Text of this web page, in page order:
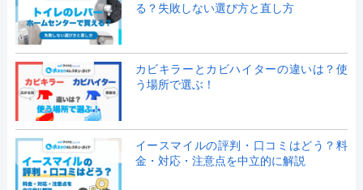
る？失敗しない選び方と直し方
カビキラーとカビハイターの違いは？使
う場所で選ぶ！
イースマイルの評判・口コミはどう？料
金・対応・注意点を中立的に解説